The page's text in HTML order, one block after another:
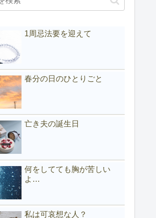
1周忌法要を迎えて
春分の日のひとりごと
亡き夫の誕生日
何をしてても胸が苦しい
よ…
私は可哀想な人？